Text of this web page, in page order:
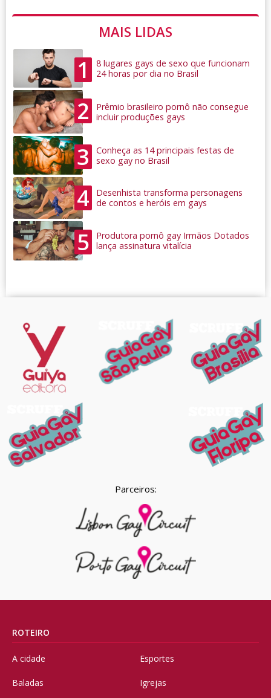
MAIS LIDAS
1
8 lugares gays de sexo que funcionam
24 horas por dia no Brasil
2
Prêmio brasileiro pornô não consegue
incluir produções gays
3
Conheça as 14 principais festas de
sexo gay no Brasil
4
Desenhista transforma personagens
de contos e heróis em gays
5
Produtora pornô gay Irmãos Dotados
lança assinatura vitalícia
Parceiros:
ROTEIRO
A cidade
Baladas
Esportes
Igrejas